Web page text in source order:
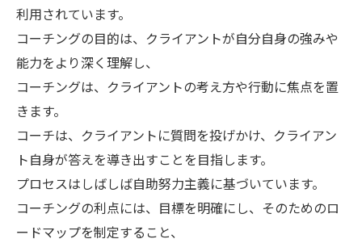
利用されています。
コーチングの目的は、クライアントが自分自身の強みや
能力をより深く理解し、
コーチングは、クライアントの考え方や行動に焦点を置
きます。
コーチは、クライアントに質問を投げかけ、クライアン
ト自身が答えを導き出すことを目指します。
プロセスはしばしば自助努力主義に基づいています。
コーチングの利点には、目標を明確にし、そのためのロ
ードマップを制定すること、